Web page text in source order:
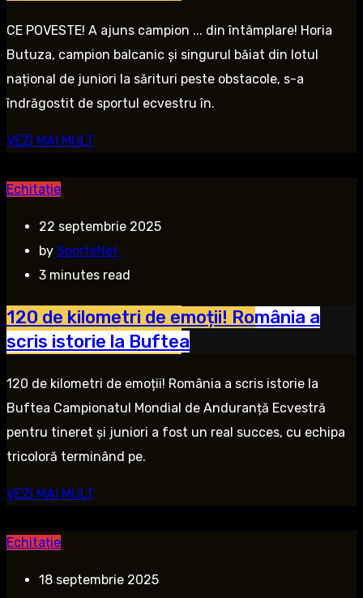
CE POVESTE! A ajuns campion ... din întâmplare! Horia
Butuza, campion balcanic și singurul băiat din lotul
național de juniori la sărituri peste obstacole, s-a
îndrăgostit de sportul ecvestru în.
VEZI MAI MULT
Echitație
22 septembrie 2025
by SportsNet
3 minutes read
120 de kilometri de emoții! România a
scris istorie la Buftea
120 de kilometri de emoții! România a scris istorie la
Buftea Campionatul Mondial de Anduranță Ecvestră
pentru tineret și juniori a fost un real succes, cu echipa
tricoloră terminând pe.
VEZI MAI MULT
Echitație
18 septembrie 2025